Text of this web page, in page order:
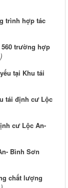
trình hợp tác
trường hợp
tại Khu tái
tái định cư Lộc
cư Lộc An-
Bình Sơn
chất lượng